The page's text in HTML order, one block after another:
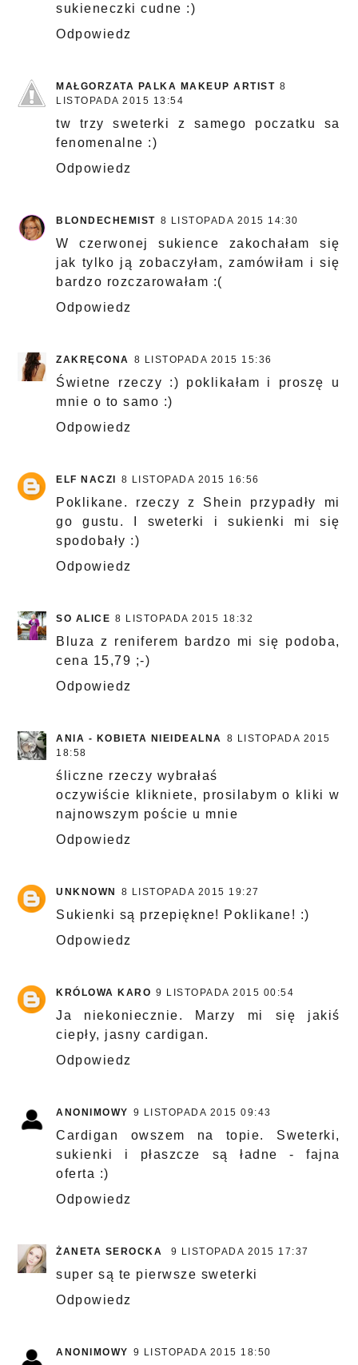
sukieneczki cudne :)
Odpowiedz
MAŁGORZATA PALKA MAKEUP ARTIST 8
LISTOPADA 2015 13:54
tw trzy sweterki z samego poczatku sa
fenomenalne :)
Odpowiedz
BLONDECHEMIST 8 LISTOPADA 2015 14:30
W czerwonej sukience zakochałam się
jak tylko ją zobaczyłam, zamówiłam i się
bardzo rozczarowałam :(
Odpowiedz
ZAKRĘCONA 8 LISTOPADA 2015 15:36
Świetne rzeczy :) poklikałam i proszę u
mnie o to samo :)
Odpowiedz
ELF NACZI 8 LISTOPADA 2015 16:56
Poklikane. rzeczy z Shein przypadły mi
go gustu. I sweterki i sukienki mi się
spodobały :)
Odpowiedz
SO ALICE 8 LISTOPADA 2015 18:32
Bluza z reniferem bardzo mi się podoba,
cena 15,79 ;-)
Odpowiedz
ANIA - KOBIETA NIEIDEALNA 8 LISTOPADA 2015
18:58
śliczne rzeczy wybrałaś
oczywiście klikniete, prosilabym o kliki w
najnowszym poście u mnie
Odpowiedz
UNKNOWN 8 LISTOPADA 2015 19:27
Sukienki są przepiękne! Poklikane! :)
Odpowiedz
KRÓLOWA KARO 9 LISTOPADA 2015 00:54
Ja niekoniecznie. Marzy mi się jakiś
ciepły, jasny cardigan.
Odpowiedz
ANONIMOWY 9 LISTOPADA 2015 09:43
Cardigan owszem na topie. Sweterki,
sukienki i płaszcze są ładne - fajna
oferta :)
Odpowiedz
ŻANETA SEROCKA 9 LISTOPADA 2015 17:37
super są te pierwsze sweterki
Odpowiedz
ANONIMOWY 9 LISTOPADA 2015 18:50